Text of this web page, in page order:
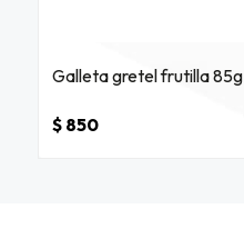
Galleta gretel frutilla 85g
$ 850